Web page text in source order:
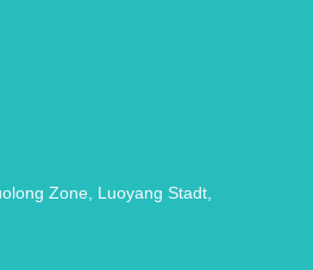
Zone, Luoyang Stadt,